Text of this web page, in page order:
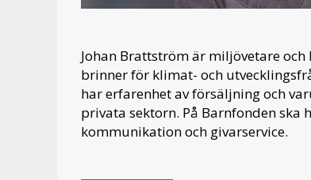
Johan Brattström är miljövetare
brinner för klimat- och
har erfarenhet av försäljning och
privata sektorn. På Barnfonden ska
kommunikation och givarservice.